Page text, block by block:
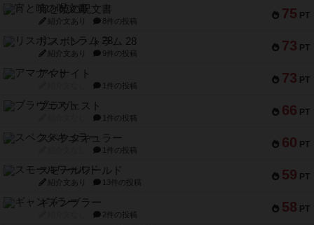
75 PT
宵と暁の呪文書
紹介文あり 8件の投稿
73 PT
リスボン・トラム 28
紹介文あり 9件の投稿
73 PT
アマナイト
1件の投稿
66 PT
ブラヴェスト
1件の投稿
60 PT
スペクタキュラー
1件の投稿
59 PT
スモールワールド
紹介文あり 13件の投稿
58 PT
ギャンブラー
2件の投稿